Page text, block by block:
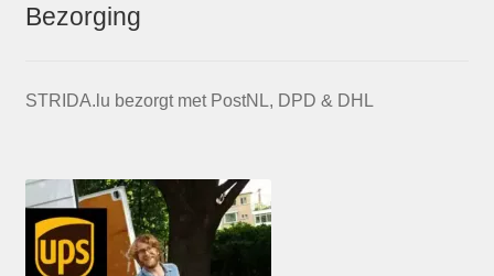
Bezorging
STRIDA.lu bezorgt met PostNL, DPD & DHL